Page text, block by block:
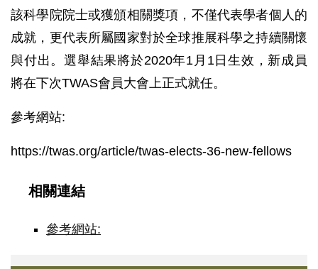
該科學院院士或獲頒相關獎項，不僅代表學者個人的
成就，更代表所屬國家對於全球推展科學之持續關懷
與付出。選舉結果將於2020年1月1日生效，新成員
將在下次TWAS會員大會上正式就任。
參考網站:
https://twas.org/article/twas-elects-36-new-fellows
相關連結
參考網站: